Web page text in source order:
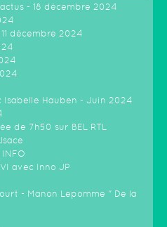
- 18 décembre 2024
décembre 2024
Isabelle Hauben - Juin 2024
de 7h50 sur BEL RTL
avec Inno JP
- Manon Lepomme " De la